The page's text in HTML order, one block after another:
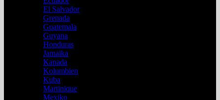
El Salvador
Grenada
Guatemala
Guyana
Honduras
Jamaika
Kanada
Kolumbien
Kuba
Martinique
Mexiko